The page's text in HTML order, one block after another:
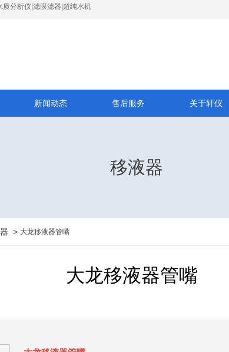
分析仪|滤膜滤器|超纯水机
新闻动态 售后服务 关于轩仪
移液器
> 大龙移液器管嘴
大龙移液器管嘴